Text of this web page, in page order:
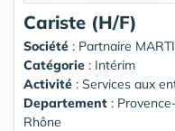
Cariste (H/F)
Société : Partnaire
Catégorie : Intérim
Activité : Services aux
Departement :
Rhône